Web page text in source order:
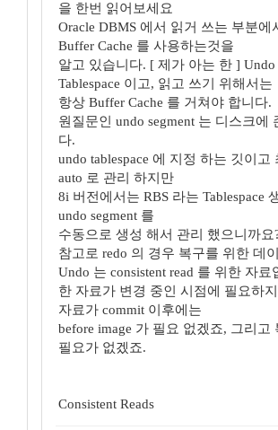
을 한번 읽어보세요
Oracle DBMS 에서 읽거 쓰는 부분에
Buffer Cache 를 사용하는것을
알고 있습니다. [ 제가 아는 한 ] Undo
Tablespace 이고, 읽고 쓰기 위해서는
항상 Buffer Cache 를 거쳐야 합니다.
원질문인 undo segment 는 디스크에
다.
undo tablespace 에 지정 하는 깃이고
auto 로 관리 하지만
8i 버전에서는 RBS 라는 Tablespace
undo segment 를
수동으로 생성 해서 관리 했으니까요
참고로 redo 의 경우 복구를 위한 데
Undo 는 consistent read 를 위한 자료
한 자료가 변경 중인 시점에 필요하
자료가 commit 이후에는
before image 가 필요 없겠죠, 그리고
필요가 없겠죠.
Consistent Reads